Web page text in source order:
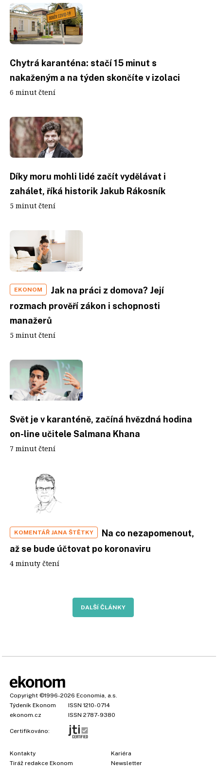
Chytrá karanténa: stačí 15 minut s
nakaženým a na týden skončíte v izolaci
6 minut čtení
Díky moru mohli lidé začít vydělávat i
zahálet, říká historik Jakub Rákosník
5 minut čtení
EKONOM
Jak na práci z domova? Její
rozmach prověří zákon i schopnosti
manažerů
5 minut čtení
Svět je v karanténě, začíná hvězdná hodina
on-line učitele Salmana Khana
7 minut čtení
KOMENTÁŘ JANA ŠTĚTKY
Na co nezapomenout,
až se bude účtovat po koronaviru
4 minuty čtení
DALŠÍ ČLÁNKY
Copyright ©1996-2026 Economia, a.s.
Týdeník Ekonom
ISSN 1210-0714
ekonom.cz
ISSN 2787-9380
Certifikováno:
Kontakty
Tiráž redakce Ekonom
Kariéra
Newsletter